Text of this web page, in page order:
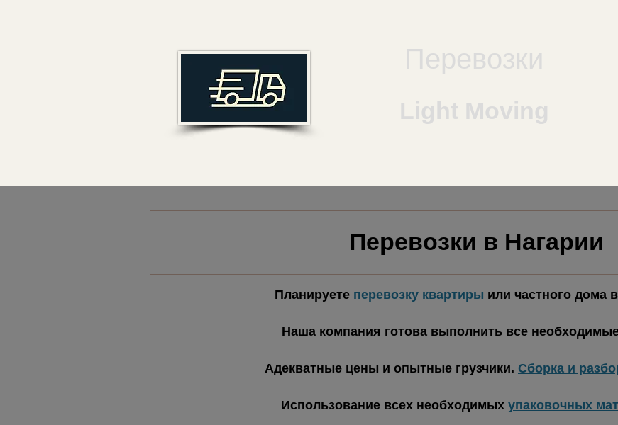
Перевозки
Light Moving
Перевозки в Нагарии
Планируете перевозку квартиры или частного дома
Наша компания готова выполнить все
Адекватные цены и опытные грузчики. Сборка и
Использование всех необходимых упаковочных